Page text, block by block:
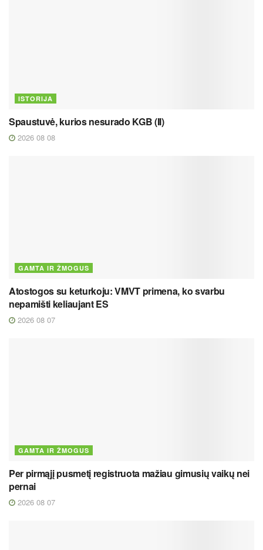
ISTORIJA
Spaustuvė, kurios nesurado KGB (II)
2026 08 08
GAMTA IR ŽMOGUS
Atostogos su keturkoju: VMVT primena, ko svarbu
nepamišti keliaujant ES
2026 08 07
GAMTA IR ŽMOGUS
Per pirmąjį pusmetį registruota mažiau gimusių vaikų nei
pernai
2026 08 07